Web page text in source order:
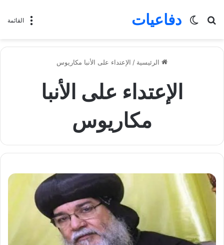
القائمة دفاعيات
بحث
الوضع
الرئيسية / الإعتداء على الأنبا مكاريوس
الإعتداء على الأنبا
مكاريوس